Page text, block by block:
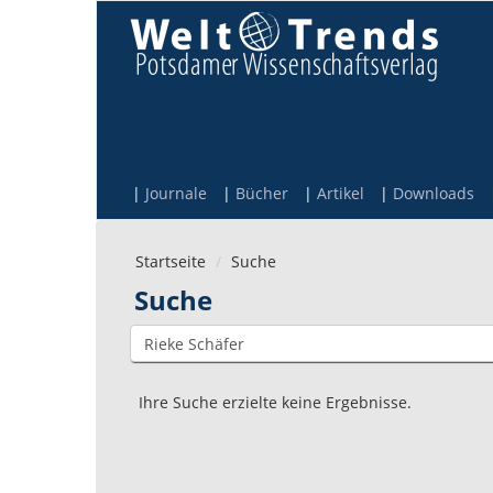
Journale Bücher Artikel Downloads
Startseite Suche
Suche
Ihre Suche erzielte keine Ergebnisse.